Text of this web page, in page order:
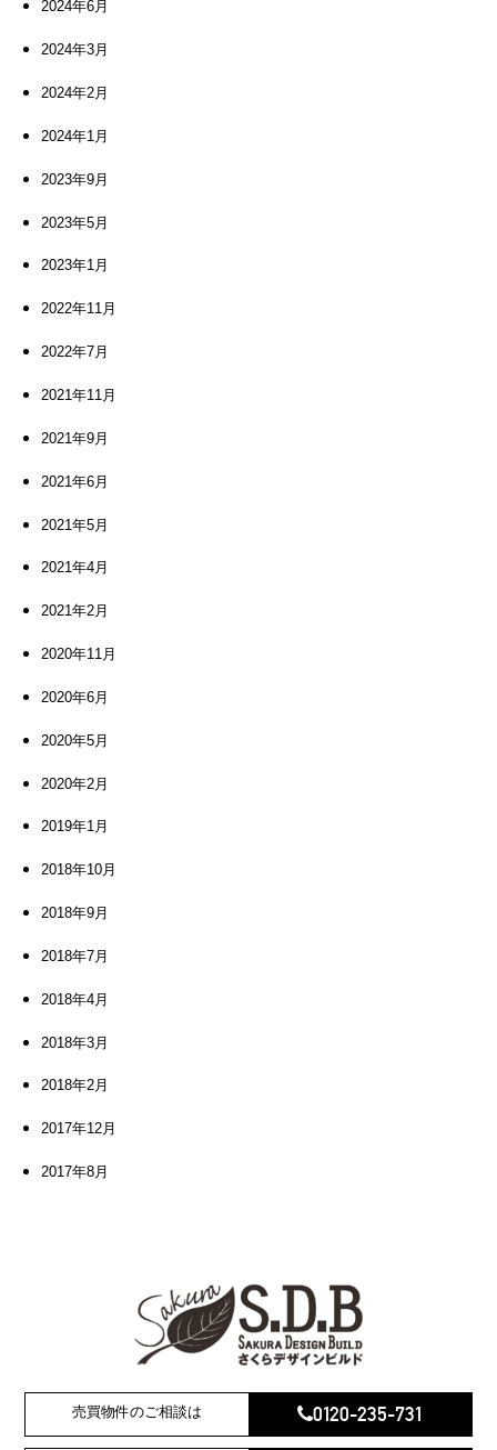
2024年6月
2024年3月
2024年2月
2024年1月
2023年9月
2023年5月
2023年1月
2022年11月
2022年7月
2021年11月
2021年9月
2021年6月
2021年5月
2021年4月
2021年2月
2020年11月
2020年6月
2020年5月
2020年2月
2019年1月
2018年10月
2018年9月
2018年7月
2018年4月
2018年3月
2018年2月
2017年12月
2017年8月
売買物件のご相談は 0120-235-731